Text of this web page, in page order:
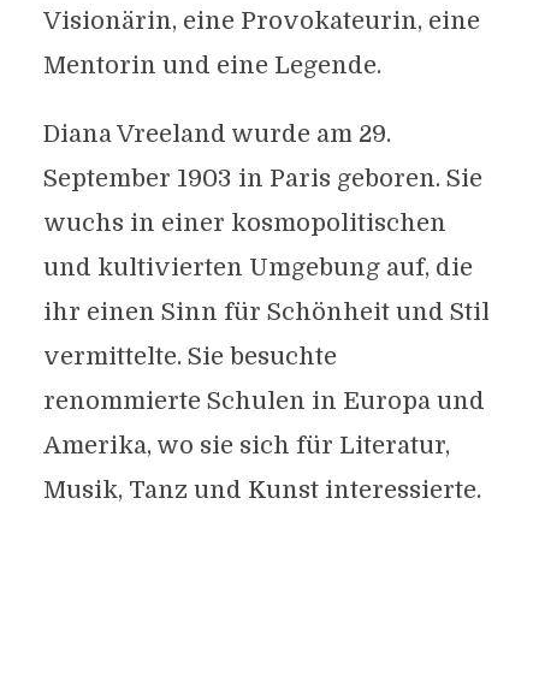
Visionärin, eine Provokateurin, eine
Mentorin und eine Legende.
Diana Vreeland wurde am 29.
September 1903 in Paris geboren. Sie
wuchs in einer kosmopolitischen
und kultivierten Umgebung auf, die
ihr einen Sinn für Schönheit und Stil
vermittelte. Sie besuchte
renommierte Schulen in Europa und
Amerika, wo sie sich für Literatur,
Musik, Tanz und Kunst interessierte.